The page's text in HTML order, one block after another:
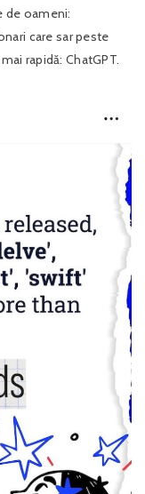
de oameni:
care sar peste
rapidă: ChatGPT.